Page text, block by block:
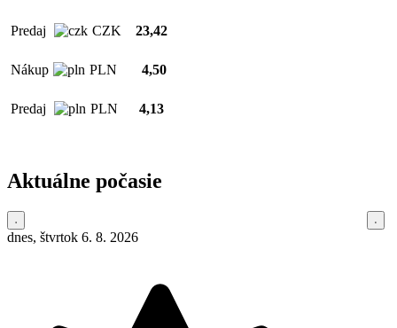
Predaj CZK 23,42
Nákup PLN 4,50
Predaj PLN 4,13
Aktuálne počasie
dnes, štvrtok 6. 8. 2026